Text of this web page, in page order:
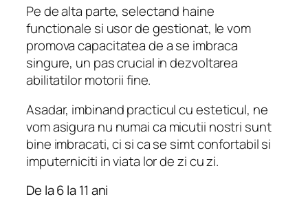
Pe de alta parte, selectand haine
functionale si usor de gestionat, le vom
promova capacitatea de a se imbraca
singure, un pas crucial in dezvoltarea
abilitatilor motorii fine.
Asadar, imbinand practicul cu esteticul, ne
vom asigura nu numai ca micutii nostri sunt
bine imbracati, ci si ca se simt confortabil si
imputerniciti in viata lor de zi cu zi.
De la 6 la 11 ani